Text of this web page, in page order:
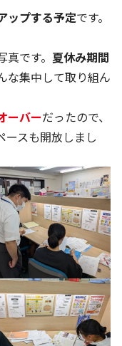
ップする予定です。
です。 夏休み期間
な集中して取り組ん
ーバーだったので、
ースも開放しまし